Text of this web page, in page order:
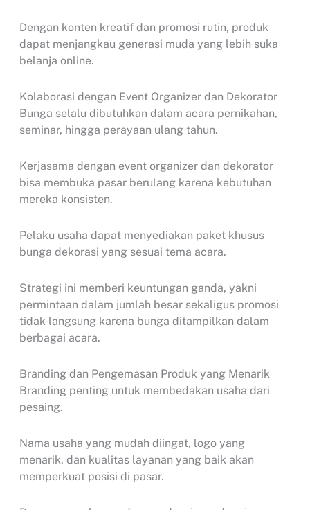
Dengan konten kreatif dan promosi rutin, produk
dapat menjangkau generasi muda yang lebih suka
belanja online.
Kolaborasi dengan Event Organizer dan Dekorator
Bunga selalu dibutuhkan dalam acara pernikahan,
seminar, hingga perayaan ulang tahun.
Kerjasama dengan event organizer dan dekorator
bisa membuka pasar berulang karena kebutuhan
mereka konsisten.
Pelaku usaha dapat menyediakan paket khusus
bunga dekorasi yang sesuai tema acara.
Strategi ini memberi keuntungan ganda, yakni
permintaan dalam jumlah besar sekaligus promosi
tidak langsung karena bunga ditampilkan dalam
berbagai acara.
Branding dan Pengemasan Produk yang Menarik
Branding penting untuk membedakan usaha dari
pesaing.
Nama usaha yang mudah diingat, logo yang
menarik, dan kualitas layanan yang baik akan
memperkuat posisi di pasar.